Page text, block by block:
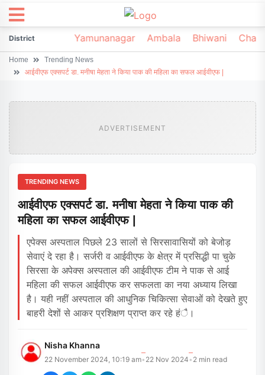
DistrictSonipat Yamunanagar Ambala Bhiwani
Home
Trending News
आईवीएफ एक्सपर्ट डा. मनीषा मेहता ने किया पाक की महिला का सफल आईवीएफ |
ADVERTISEMENT
TRENDING NEWS
आईवीएफ एक्सपर्ट डा. मनीषा मेहता ने किया पाक की
महिला का सफल आईवीएफ |
एपेक्स अस्पताल पिछले 23 सालों से सिरसावासियों को बेजोड़
सेवाएं दे रहा है। सर्जरी व आईवीएफ के क्षेत्र में प्रसिद्धी पा चुके
सिरसा के अपेक्स अस्पताल की आईवीएफ टीम ने पाक से आई
महिला की सफल आईवीएफ कर सफलता का नया अध्याय लिखा
है। यही नहीं अस्पताल की आधुनिक चिकित्सा सेवाओं को देखते हुए
बाहरी देशों से आकर प्रशिक्षण प्राप्त कर रहे हंै।
Nisha Khanna
22 November 2024, 10:19 am• 22 Nov 2024• 2 min read